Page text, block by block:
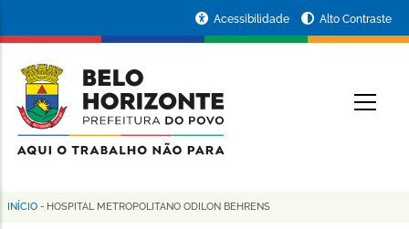
conteúdo
principal
da
Prefeitura
de
Horizonte
Acessibilidade Alto Contraste
Trilha
INÍCIO - HOSPITAL METROPOLITANO ODILON BEHRENS